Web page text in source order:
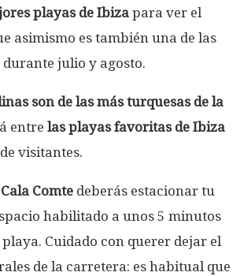
playas de Ibiza para ver el
asimismo es también una de las
julio y agosto.
son de las más turquesas de la
entre las playas favoritas de Ibiza
visitantes.
Cala Comte deberás estacionar tu
habilitado a unos 5 minutos
Cuidado con querer dejar el
de la carretera: es habitual que